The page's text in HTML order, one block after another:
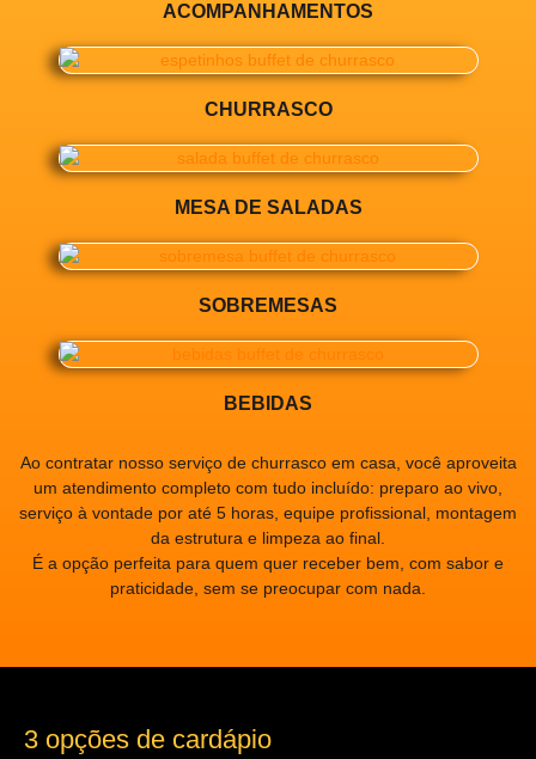
ACOMPANHAMENTOS
CHURRASCO
MESA DE SALADAS
SOBREMESAS
BEBIDAS
Ao contratar nosso serviço de churrasco em casa, você aproveita
um atendimento completo com tudo incluído: preparo ao vivo,
serviço à vontade por até 5 horas, equipe profissional, montagem
da estrutura e limpeza ao final.
É a opção perfeita para quem quer receber bem, com sabor e
praticidade, sem se preocupar com nada.
3 opções de cardápio